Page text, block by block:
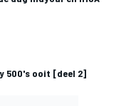
500's ooit [deel 2]